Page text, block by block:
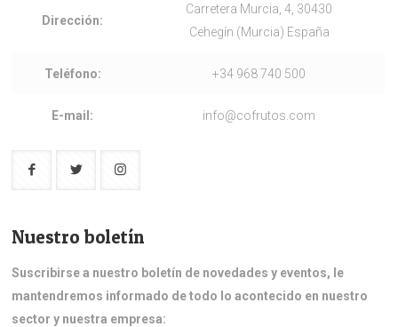
Dirección:
Carretera Murcia, 4, 30430
Cehegín (Murcia) España
Teléfono: +34 968 740 500
E-mail: info@cofrutos.com
Nuestro boletín
Suscribirse a nuestro boletín de novedades y eventos, le
mantendremos informado de todo lo acontecido en nuestro
sector y nuestra empresa: